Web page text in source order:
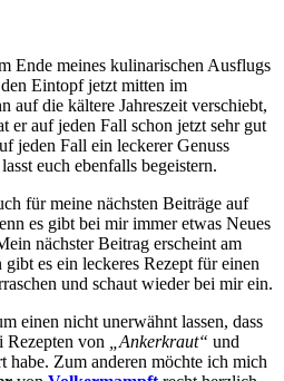
Ende meines kulinarischen Ausflugs
Eintopf jetzt mitten im
auf die kältere Jahreszeit verschiebt,
er auf jeden Fall schon jetzt sehr gut
jeden Fall ein leckerer Genuss
euch ebenfalls begeistern.
für meine nächsten Beiträge auf
es gibt bei mir immer etwas Neues
nächster Beitrag erscheint am
es ein leckeres Rezept für einen
und schaut wieder bei mir ein.
einen nicht unerwähnt lassen, dass
Rezepten von
„Ankerkraut“ und
habe. Zum anderen möchte ich mich